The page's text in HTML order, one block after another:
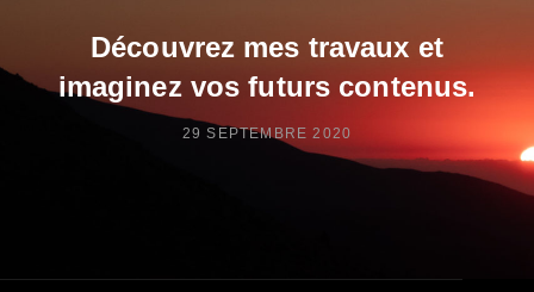
Découvrez mes travaux et
imaginez vos futurs contenus.
POSTED
29 SEPTEMBRE 2020